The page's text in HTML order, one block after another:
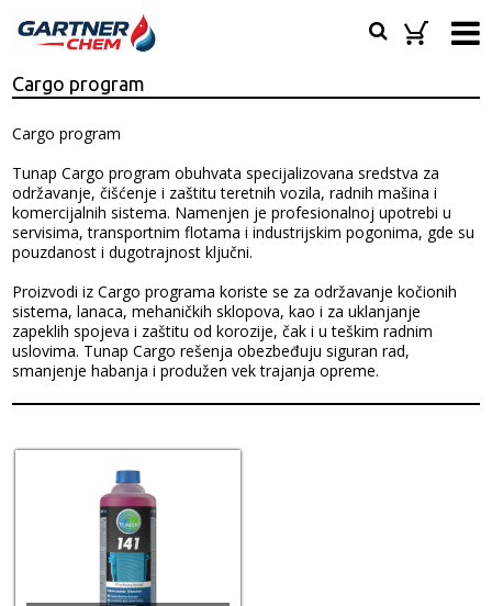
Cargo program
Cargo program
Tunap Cargo program obuhvata specijalizovana sredstva za
održavanje, čišćenje i zaštitu teretnih vozila, radnih mašina i
komercijalnih sistema. Namenjen je profesionalnoj upotrebi u
servisima, transportnim flotama i industrijskim pogonima, gde su
pouzdanost i dugotrajnost ključni.
Proizvodi iz Cargo programa koriste se za održavanje kočionih
sistema, lanaca, mehaničkih sklopova, kao i za uklanjanje
zapeklih spojeva i zaštitu od korozije, čak i u teškim radnim
uslovima. Tunap Cargo rešenja obezbeđuju siguran rad,
smanjenje habanja i produžen vek trajanja opreme.